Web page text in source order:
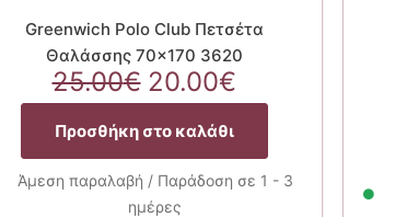
Greenwich Polo Club Πετσέτα
Θαλάσσης 70×170 3620
25.00€ Original
price
was:
25.00€.
20.00€Η
τρέχουσα
είναι:
20.00€.
Προσθήκη στο καλάθι
Άμεση παραλαβή / Παράδοση σε 1 - 3
ημέρες